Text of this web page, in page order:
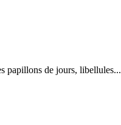
papillons de jours, libellules...